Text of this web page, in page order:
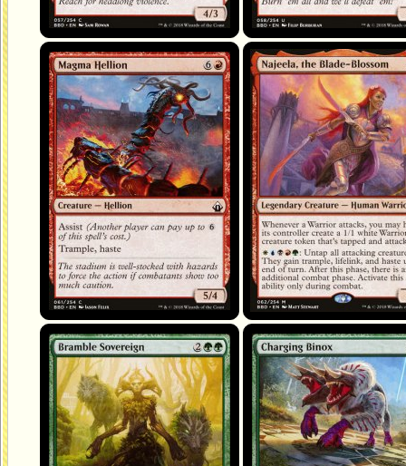
Magma Hellion Najeela, la fleur tranchante
Bramble Sovereign Charging Binox